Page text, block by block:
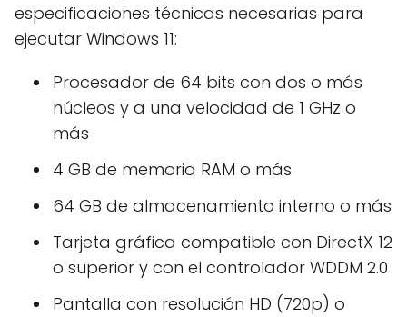
especificaciones técnicas necesarias para
ejecutar Windows 11:
Procesador de 64 bits con dos o más
núcleos y a una velocidad de 1 GHz o
más
4 GB de memoria RAM o más
64 GB de almacenamiento interno o más
Tarjeta gráfica compatible con DirectX 12
o superior y con el controlador WDDM 2.0
Pantalla con resolución HD (720p) o